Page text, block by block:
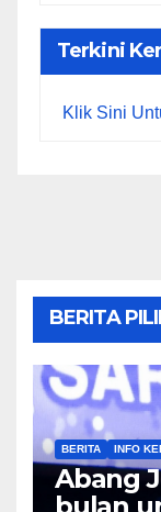
Terkini
Klik Sini
BERITA
BERITA INFO
Abang